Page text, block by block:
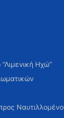
“Λιμενική Ηχώ”